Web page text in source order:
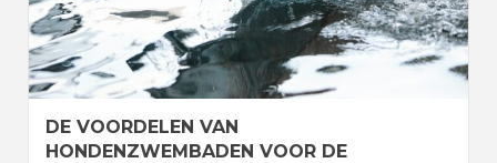
DE VOORDELEN VAN
HONDENZWEMBADEN VOOR DE